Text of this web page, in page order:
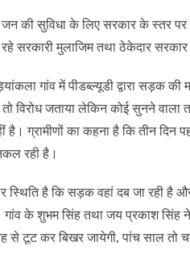
की सुविधा के लिए सरकार के स्तर पर
रहे सरकारी मुलाजिम तथा ठेकेदार
गांव में पीडब्ल्यूडी द्वारा सड़क
तो विरोध जताया लेकिन कोई सुनने
है। ग्रामीणों का कहना है कि तीन
रही है।
स्थिति है कि सड़क वहां दब जा रही है
गांव के शुभम सिंह तथा जय प्रकाश सिंह
से टूट कर बिखर जायेगी, पांच साल तो